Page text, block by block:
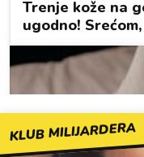
KLUB MILIJARDERA